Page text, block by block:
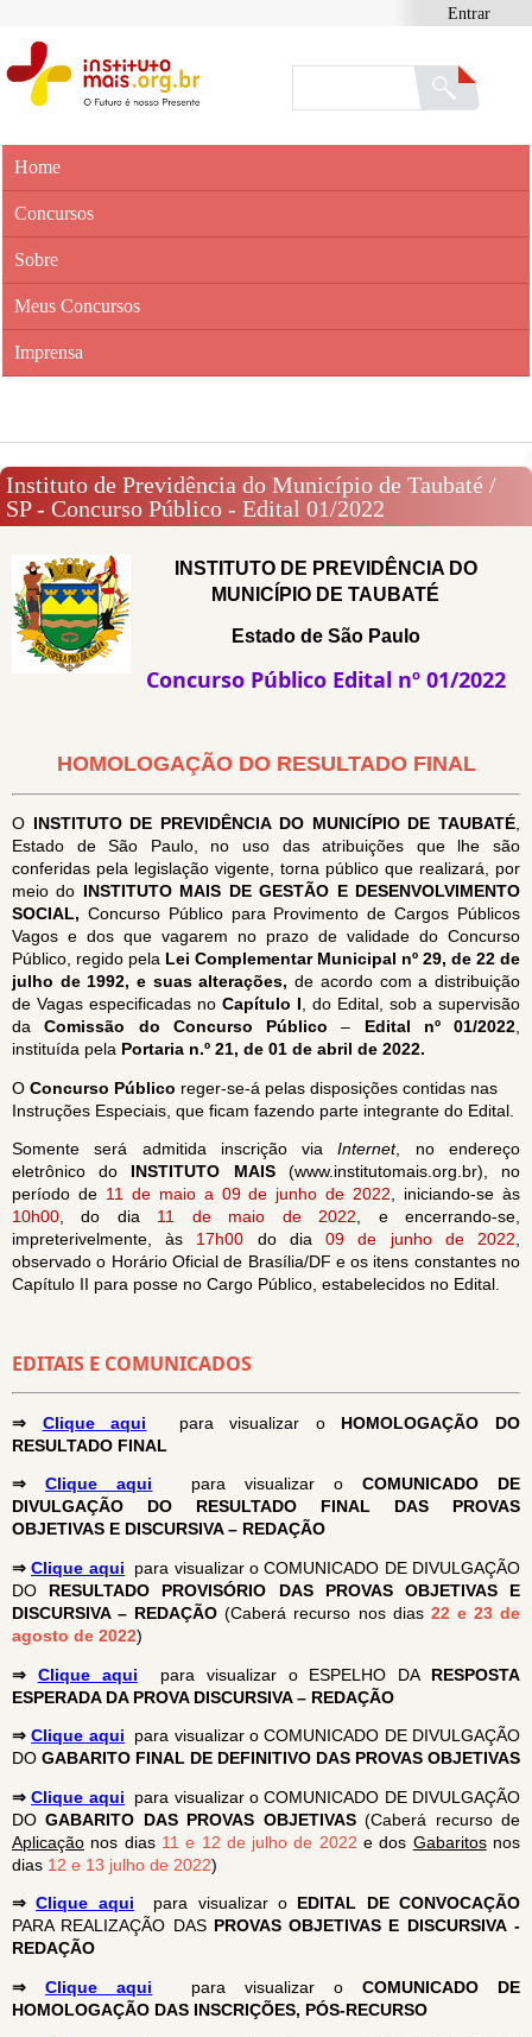
Entrar
Home
Concursos
Sobre
Meus Concursos
Imprensa
Instituto de Previdência do Município de Taubaté /
SP - Concurso Público - Edital 01/2022
INSTITUTO DE PREVIDÊNCIA DO
MUNICÍPIO DE TAUBATÉ
Estado de São Paulo
Concurso Público Edital nº 01/2022
HOMOLOGAÇÃO DO RESULTADO FINAL
O INSTITUTO DE PREVIDÊNCIA DO MUNICÍPIO DE TAUBATÉ
Estado de São Paulo, no uso das atribuições que lhe são
conferidas pela legislação vigente, torna público que realizará, por
meio do INSTITUTO MAIS DE GESTÃO E DESENVOLVIMENTO
SOCIAL, Concurso Público para Provimento de Cargos Públicos
Vagos e dos que vagarem no prazo de validade do Concurso
Público, regido pela Lei Complementar Municipal nº 29, de 22 de
julho de 1992, e suas alterações,de acordo com a distribuição
de Vagas especificadas no Capítulo I , do Edital, sob a supervisão
daComissão do Concurso Público – Edital nº 01/2022
instituída pela Portaria n.º 21, de 01 de abril de 2022.
O Concurso Público reger-se-á pelas disposições contidas nas
Instruções Especiais, que ficam fazendo parte integrante do Edital.
Somente será admitida inscrição viaInternet, no endereço
eletrônico do INSTITUTO MAIS(www.institutomais.org.br), no
período de 11 de maio a 09 de junho de 2022, iniciando-se às
10h00, do dia 11 de maio de 2022, e encerrando-se,
impreterivelmente, às 17h00 do dia09 de junho de 2022,
observado o Horário Oficial de Brasília/DF e os itens constantes no
Capítulo II para posse no Cargo Público, estabelecidos no Edital.
EDITAIS E COMUNICADOS
⇒ Clique aqui para visualizar o HOMOLOGAÇÃO DO
RESULTADO FINAL
⇒Clique aqui para visualizar o COMUNICADO DE
DIVULGAÇÃO DO RESULTADO FINAL DAS PROVAS
OBJETIVAS E DISCURSIVA – REDAÇÃO
⇒Clique aqui para visualizar o COMUNICADO DE DIVULGAÇÃO
DO RESULTADO PROVISÓRIO DAS PROVAS OBJETIVAS E
DISCURSIVA – REDAÇÃO (Caberá recurso nos dias 22 e 23 de
agosto de 2022)
⇒ Clique aqui para visualizar o ESPELHO DA RESPOSTA
ESPERADA DA PROVA DISCURSIVA – REDAÇÃO
⇒Clique aqui para visualizar o COMUNICADO DE DIVULGAÇÃO
DO GABARITO FINAL DE DEFINITIVO DAS PROVAS OBJETIVAS
⇒Clique aqui para visualizar o COMUNICADO DE DIVULGAÇÃO
DOGABARITO DAS PROVAS OBJETIVAS(Caberá recurso de
Aplicação nos dias 11 e 12 de julho de 2022 e dos Gabaritosnos
dias 12 e 13 julho de 2022)
⇒Clique aqui para visualizar o EDITAL DE CONVOCAÇÃO
PARA REALIZAÇÃO DAS PROVAS OBJETIVAS E DISCURSIVA -
REDAÇÃO
⇒Clique aqui para visualizar o COMUNICADO DE
HOMOLOGAÇÃO DAS INSCRIÇÕES, PÓS-RECURSO